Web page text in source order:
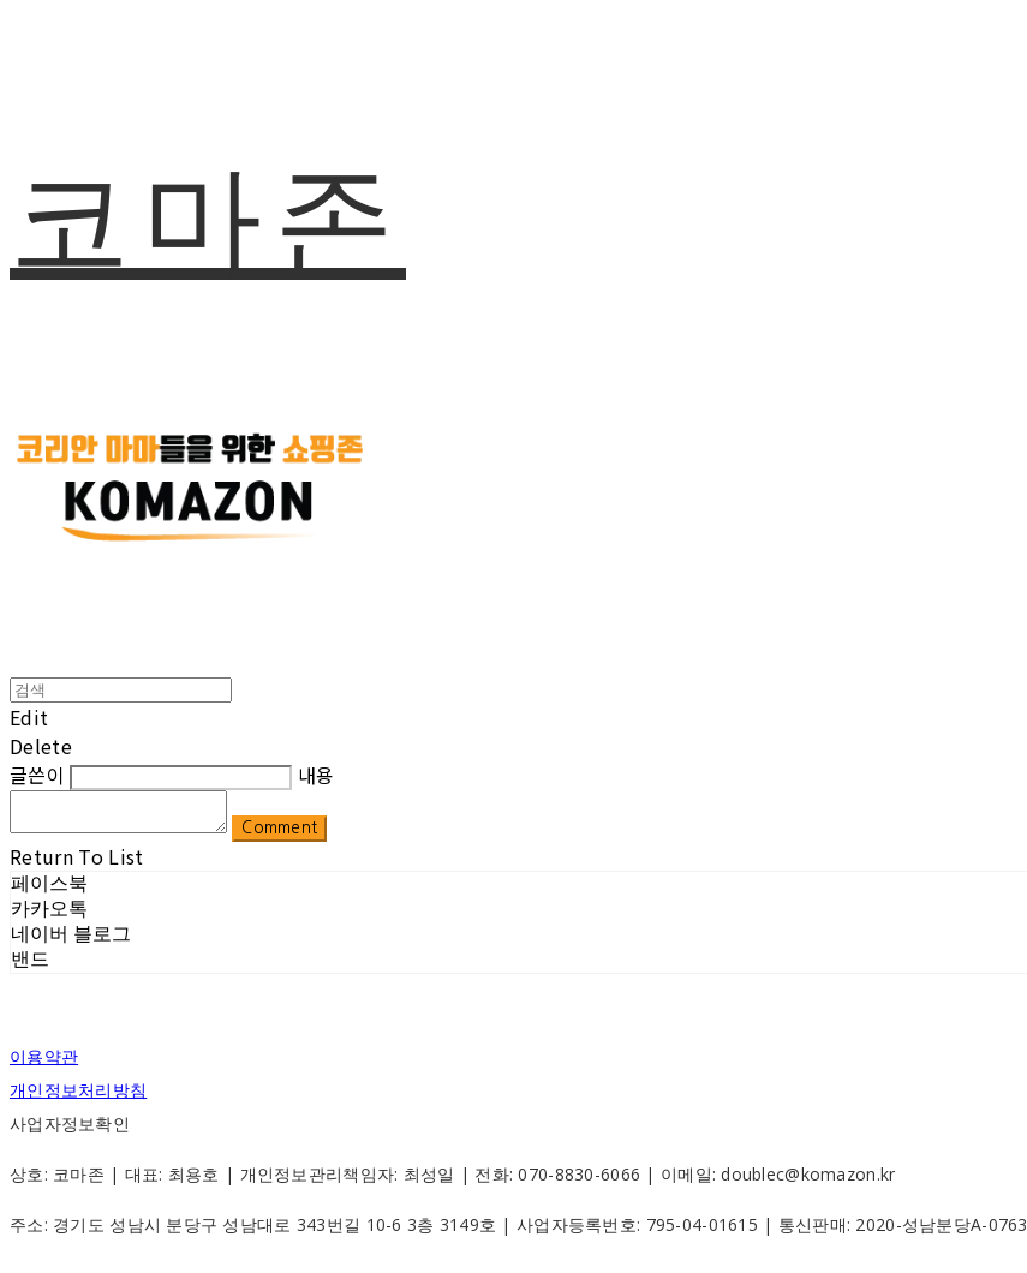
코마존
Edit
Delete
글쓴이
내용
Comment
Return To List
페이스북
카카오톡
네이버 블로그
밴드
이용약관
개인정보처리방침
사업자정보확인
상호: 코마존 | 대표: 최용호 | 개인정보관리책임자: 최성일 | 전화: 070-8830-6066 | 이메일: doublec@komazon.kr
주소: 경기도 성남시 분당구 성남대로 343번길 10-6 3층 3149호 | 사업자등록번호: 795-04-01615 | 통신판매: 2020-성남분당A-0763